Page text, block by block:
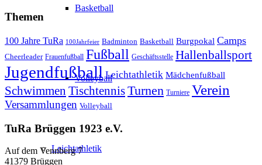
Basketball
Volleyball
Leichtathletik
Themen
100 Jahre TuRa 100Jahrfeier Badminton Basketball Burgpokal Camps
Cheerleader Frauenfußball Fußball Geschäftsstelle Hallenballsport
Jugendfußball Leichtathletik Mädchenfußball
Schwimmen TischtennisTurnen Turniere Verein
Versammlungen Volleyball
TuRa Brüggen 1923 e.V.
Auf dem Vennberg 7
41379 Brüggen